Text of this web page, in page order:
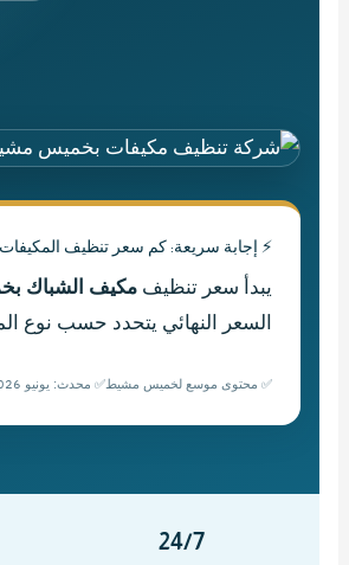
⚡ إجابة سريعة: كم سعر تنظيف
يبدأ سعر تنظيفمكيف الشباك
السعر النهائي يتحدد حسب نوع
✅ محتوى موسع لخميس مشيط✅ محدث: يونيو 2026
24/7